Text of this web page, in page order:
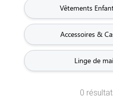
Vêtements
Accessoires &
Linge de
0